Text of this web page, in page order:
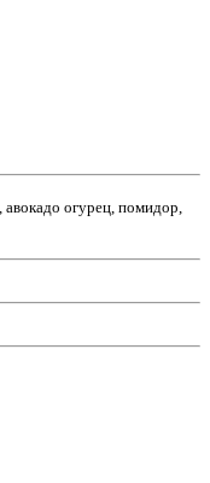
авокадо огурец, помидор,